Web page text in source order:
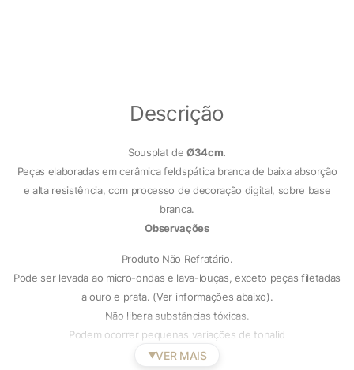
Descrição
Sousplat deØ34cm.
Peças elaboradas em cerâmica feldspática branca de baixa absorção
e alta resistência, com processo de decoração digital, sobre base
branca.
Observações
Produto Não Refratário.
Pode ser levada ao micro-ondas e lava-louças, exceto peças filetadas
a ouro e prata. (Ver informações abaixo).
Não libera substâncias tóxicas.
Podem ocorrer pequenas variações de tonalid
▼VER MAIS